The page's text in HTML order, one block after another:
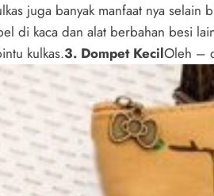
juga banyak manfaat nya
di kaca dan alat berbahan besi
kulkas.3. Dompet KecilOleh –